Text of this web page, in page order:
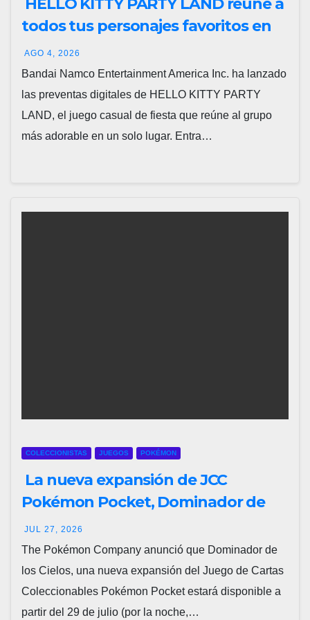
todos tus personajes favoritos en
un solo lugar; ya están disponibles
las preventas digitales
AGO 4, 2026
Bandai Namco Entertainment America Inc. ha lanzado
las preventas digitales de HELLO KITTY PARTY
LAND, el juego casual de fiesta que reúne al grupo
más adorable en un solo lugar. Entra…
COLECCIONISTAS JUEGOS POKÉMON
La nueva expansión de JCC
Pokémon Pocket, Dominador de
los Cielos, se lanza el 29 de julio
JUL 27, 2026
The Pokémon Company anunció que Dominador de
los Cielos, una nueva expansión del Juego de Cartas
Coleccionables Pokémon Pocket estará disponible a
partir del 29 de julio (por la noche,…